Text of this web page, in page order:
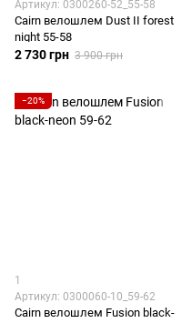
Артикул: 0300260-52_55-58
Cairn велошлем Dust II forest
night 55-58
2 730 грн 3 900 грн
−20%
1
Артикул: 0300060-10_59-62
Cairn велошлем Fusion black-